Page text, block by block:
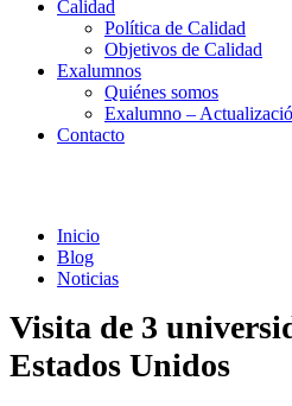
Calidad
Política de Calidad
Objetivos de Calidad
Exalumnos
Quiénes somos
Exalumno –
Contacto
Inicio
Blog
Noticias
Visita de 3
Estados Unidos